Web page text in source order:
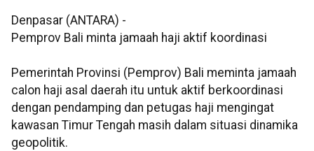
Denpasar (ANTARA) -
Pemprov Bali minta jamaah haji aktif koordinasi
Pemerintah Provinsi (Pemprov) Bali meminta jamaah
calon haji asal daerah itu untuk aktif berkoordinasi
dengan pendamping dan petugas haji mengingat
kawasan Timur Tengah masih dalam situasi dinamika
geopolitik.